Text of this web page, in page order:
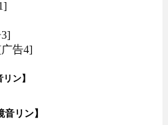
告4]
ン】
リン】